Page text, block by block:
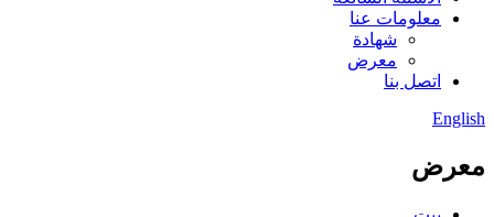
معلومات عنا
شهادة
معرض
اتصل بنا
English
معرض